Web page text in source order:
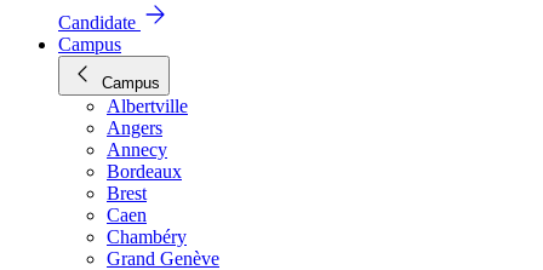
Candidate
Campus
Campus
Albertville
Angers
Annecy
Bordeaux
Brest
Caen
Chambéry
Grand Genève